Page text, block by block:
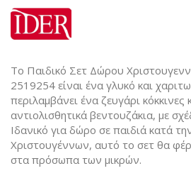
Το Παιδικό Σετ Δώρου
2519254 είναι ένα γλυκό και
περιλαμβάνει ένα ζευγάρι κόκκινες
αντιολισθητικά βεντουζάκια, με
Ιδανικό για δώρο σε παιδιά κατά
Χριστουγέννων, αυτό το σετ θα
στα πρόσωπα των μικρών.